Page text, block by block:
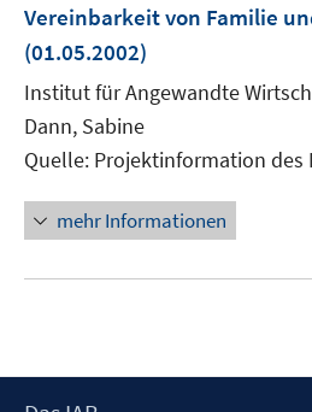
Vereinbarkeit von Familie
(01.05.2002)
Institut für Angewandte
Dann, Sabine
Quelle: Projektinformation des
mehr Informationen